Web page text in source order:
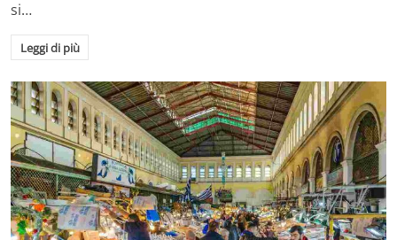
si…
Leggi di più